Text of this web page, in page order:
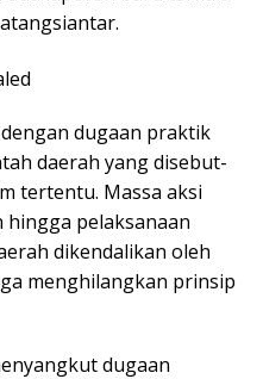
dugaan praktik
daerah yang disebut-
tertentu. Massa aksi
hingga pelaksanaan
dikendalikan oleh
menghilangkan prinsip
dugaan